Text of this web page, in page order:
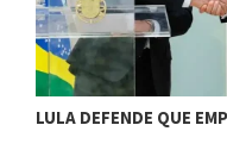
LULA DEFENDE QUE